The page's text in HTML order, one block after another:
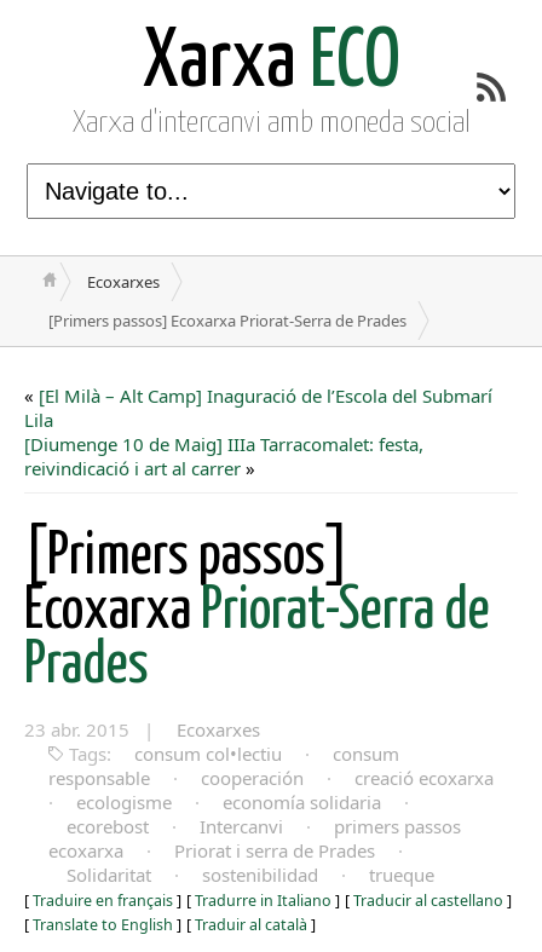
Xarxa ECO
Xarxa d'intercanvi amb moneda social
Ecoxarxes
[Primers passos] Ecoxarxa Priorat-Serra de Prades
« [El Milà – Alt Camp] Inaguració de l’Escola del Submarí
Lila
[Diumenge 10 de Maig] IIIa Tarracomalet: festa,
reivindicació i art al carrer »
[Primers passos]
Ecoxarxa Priorat-Serra de
Prades
23 abr. 2015 |
Ecoxarxes
Tags:
consum col•lectiu ·
consum
responsable
· cooperación ·
creació ecoxarxa
·
ecologisme · economía solidaria
·
ecorebost
· Intercanvi ·
primers passos
ecoxarxa
· Priorat i serra de Prades
·
Solidaritat
· sostenibilidad · trueque
[Traduire en français] [Tradurre in Italiano ] [Traducir al castellano ]
[Translate to English ] [Traduir al català ]